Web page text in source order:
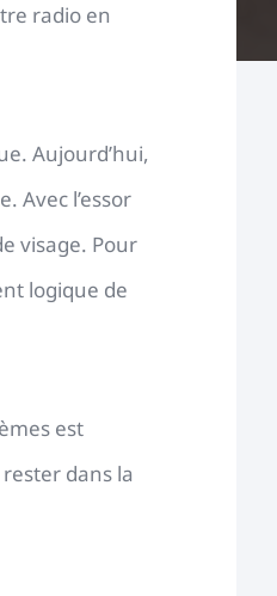
radio en
Aujourd’hui,
Avec l’essor
visage. Pour
logique de
est
dans la